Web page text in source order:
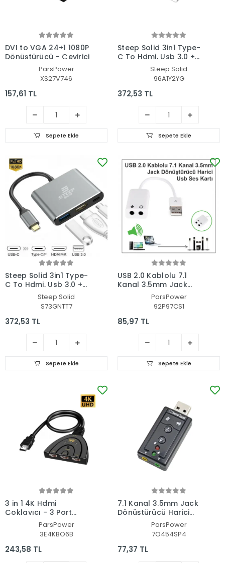
DVI to VGA 24+1 1080P
Dönüştürücü - Çevirici
ParsPower
XS27V746
157,61 TL
Sepete Ekle
Steep Solid 3in1 Type-
C To Hdmi, Usb 3.0 +
USB-C Dönüştürücü -
Steep Solid
96A1Y2YG
372,53 TL
Sepete Ekle
Steep Solid 3in1 Type-
C To Hdmi, Usb 3.0 +
USB-C Dönüştürücü -
Steep Solid
S73GNTT7
372,53 TL
Sepete Ekle
USB 2.0 Kablolu 7.1
Kanal 3.5mm Jack
Dönüştürücü Harici
Usb Ses Kartı SESUSBW
ParsPower
92P97CS1
85,97 TL
Sepete Ekle
3 in 1 4K Hdmi
Çoklayıcı - 3 Port
ParsPower
3E4KBO6B
243,58 TL
7.1 Kanal 3.5mm Jack
Dönüştürücü Harici
Usb Ses Kartı
DGRTKN_044
ParsPower
7O454SP4
77,37 TL